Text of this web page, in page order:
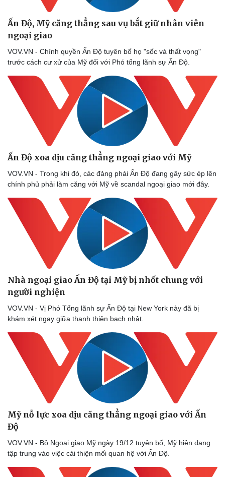
Du lịch
Podcast
Câu chuyện thời sự
Đọc truyện đêm khuya
Kể chuyện cho bé
Ấn Độ, Mỹ căng thẳng sau vụ bắt giữ nhân viên
ngoại giao
VOV.VN - Chính quyền Ấn Độ tuyên bố họ "sốc và thất vọng"
trước cách cư xử của Mỹ đối với Phó tổng lãnh sự Ấn Độ.
Ấn Độ xoa dịu căng thẳng ngoại giao với Mỹ
VOV.VN - Trong khi đó, các đảng phái Ấn Độ đang gây sức ép lên
chính phủ phải làm căng với Mỹ về scandal ngoại giao mới đây.
Nhà ngoại giao Ấn Độ tại Mỹ bị nhốt chung với
người nghiện
VOV.VN - Vị Phó Tổng lãnh sự Ấn Độ tại New York này đã bị
khám xét ngay giữa thanh thiên bạch nhật.
Mỹ nỗ lực xoa dịu căng thẳng ngoại giao với Ấn
Độ
VOV.VN - Bộ Ngoại giao Mỹ ngày 19/12 tuyên bố, Mỹ hiện đang
tập trung vào việc cải thiện mối quan hệ với Ấn Độ.